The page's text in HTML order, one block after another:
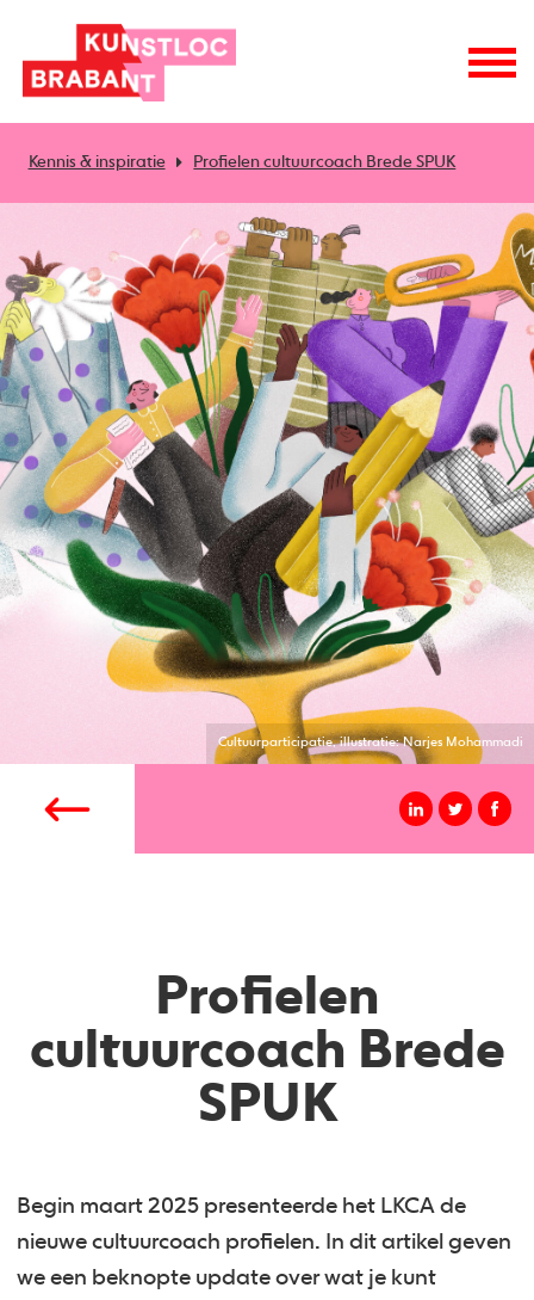
Kennis & inspiratie Profielen cultuurcoach Brede SPUK
Cultuurparticipatie, illustratie: Narjes Mohammadi
Profielen
cultuurcoach Brede
SPUK
Begin maart 2025 presenteerde het LKCA de
nieuwe cultuurcoach profielen. In dit artikel geven
we een beknopte update over wat je kunt